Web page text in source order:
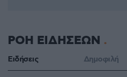
ΡΟΗ ΕΙΔΗΣΕΩΝ
Ειδήσεις Δημοφιλή